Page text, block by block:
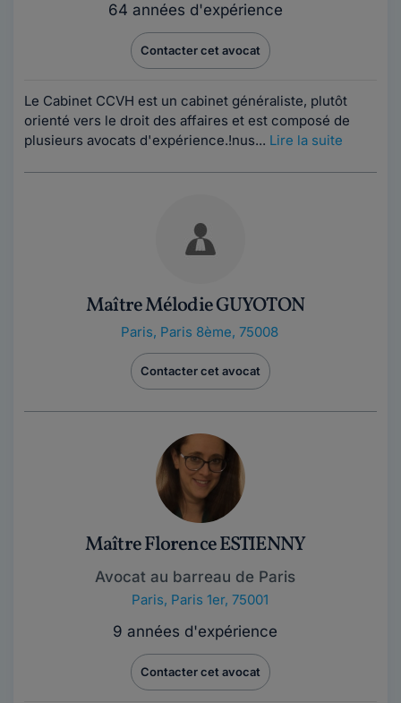
64 années d'expérience
Contacter cet avocat
Le Cabinet CCVH est un cabinet généraliste, plutôt
orienté vers le droit des affaires et est composé de
plusieurs avocats d'expérience.!nus... Lire la suite
Maître Mélodie GUYOTON
Paris, Paris 8ème, 75008
Contacter cet avocat
Maître Florence ESTIENNY
Avocat au barreau de Paris
Paris, Paris 1er, 75001
9 années d'expérience
Contacter cet avocat